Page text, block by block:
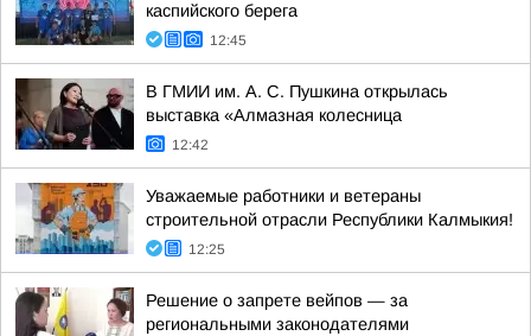
каспийского берега
12:45
В ГМИИ им. А. С. Пушкина открылась
выставка «Алмазная колесница
12:42
Уважаемые работники и ветераны
строительной отрасли Республики Калмыкия!
12:25
Решение о запрете вейпов — за
региональными законодателями